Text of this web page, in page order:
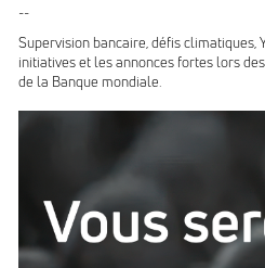
--
Supervision bancaire, défis climatiques,
initiatives et les annonces fortes lors
de la Banque mondiale.